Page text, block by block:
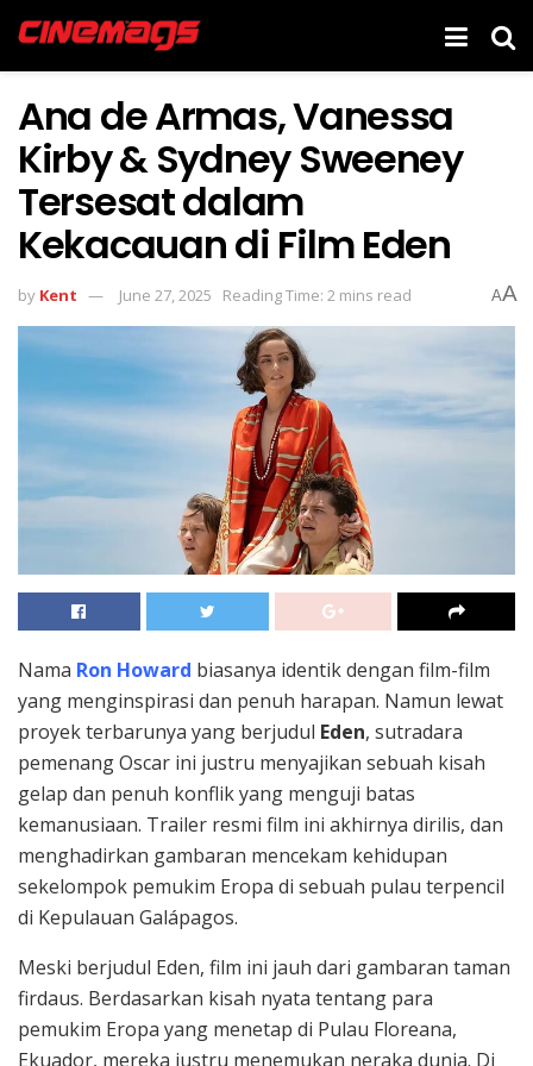
Ana de Armas, Vanessa
Kirby & Sydney Sweeney
Tersesat dalam
Kekacauan di Film Eden
by Kent June 27, 2025 Reading Time: 2 mins read AA
Nama Ron Howard biasanya identik dengan film-film
yang menginspirasi dan penuh harapan. Namun lewat
proyek terbarunya yang berjudul Eden, sutradara
pemenang Oscar ini justru menyajikan sebuah kisah
gelap dan penuh konflik yang menguji batas
kemanusiaan. Trailer resmi film ini akhirnya dirilis, dan
menghadirkan gambaran mencekam kehidupan
sekelompok pemukim Eropa di sebuah pulau terpencil
di Kepulauan Galápagos.
Meski berjudul Eden, film ini jauh dari gambaran taman
firdaus. Berdasarkan kisah nyata tentang para
pemukim Eropa yang menetap di Pulau Floreana,
Ekuador, mereka justru menemukan neraka dunia. Di